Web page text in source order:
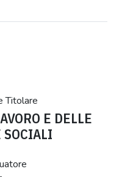
Titolare
E DELLE